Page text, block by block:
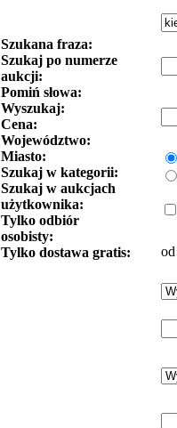
Szukana fraza:
Szukaj po numerze
aukcji:
Pomiń słowa:
Wyszukaj:
Cena:
Województwo:
Miasto:
Szukaj w kategorii:
Szukaj w aukcjach
użytkownika:
Tylko odbiór
osobisty:
Tylko dostawa gratis:
od